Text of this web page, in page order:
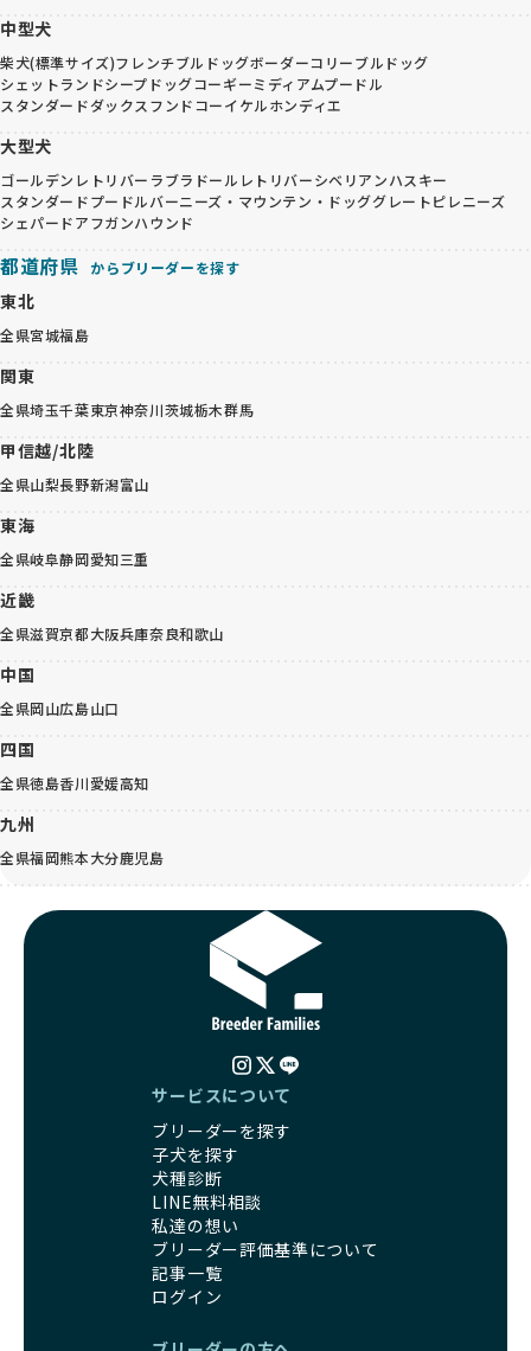
中型犬
柴犬(標準サイズ)フレンチブルドッグボーダーコリーブルドッグ
シェットランドシープドッグコーギーミディアムプードル
スタンダードダックスフンドコーイケルホンディエ
大型犬
ゴールデンレトリバー ラブラドールレトリバーシベリアンハスキー
スタンダードプードルバーニーズ・マウンテン・ドッググレートピレニーズ
シェパードアフガンハウンド
都道府県 からブリーダーを探す
東北
全県宮城福島
関東
全県埼玉千葉東京神奈川茨城栃木群馬
甲信越/北陸
全県山梨長野新潟富山
東海
全県岐阜静岡愛知三重
近畿
全県滋賀京都大阪兵庫奈良和歌山
中国
全県岡山広島山口
四国
全県徳島香川愛媛高知
九州
全県福岡熊本大分鹿児島
サービスについて
ブリーダーを探す
子犬を探す
犬種診断
LINE無料相談
私達の想い
ブリーダー評価基準について
記事一覧
ログイン